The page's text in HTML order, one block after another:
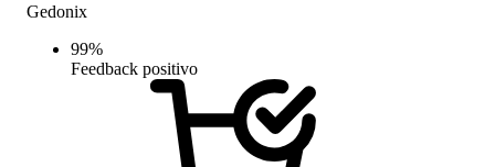
Gedonix
99%
Feedback positivo